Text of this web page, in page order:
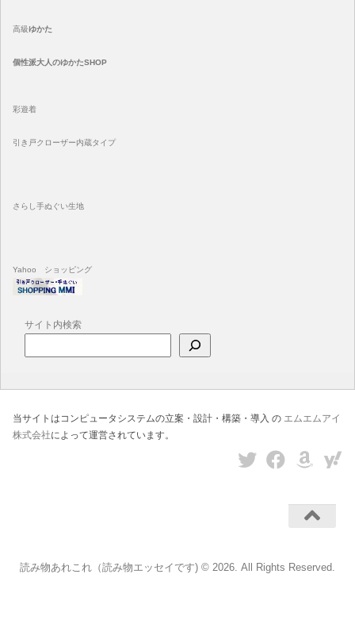
高級ゆかた
個性派大人のゆかたSHOP
彩遊着
引き戸クローザー内蔵タイプ
さらし手ぬぐい生地
Yahoo ショッピング
サイト内検索
当サイトはコンピュータシステムの立案・設計・構築・導入 の エムエムアイ
株式会社によって運営されています。
読み物あれこれ（読み物エッセイです) © 2026. All Rights Reserved.